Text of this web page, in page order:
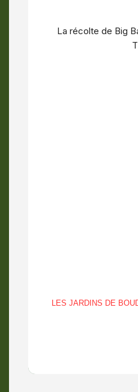
La récolte de Big
LES JARDINS DE